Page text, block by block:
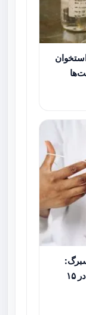
هشدار CDC درباره موارد گزارش‌شده در ۱۵